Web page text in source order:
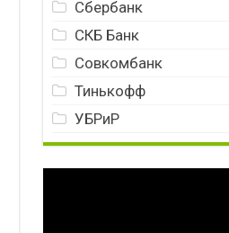
Сбербанк
СКБ Банк
Совкомбанк
Тинькофф
УБРиР